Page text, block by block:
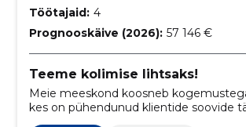
Töötajaid: 4
Prognooskäive (2026): 57 146 €
Teeme kolimise lihtsaks!
Meie meeskond koosneb
kes on pühendunud klientide soovide